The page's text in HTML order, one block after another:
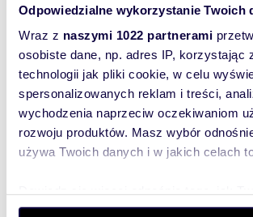
Odpowiedzialne wykorzystanie Twoich
Wraz z naszymi 1022 partnerami
osobiste dane, np. adres IP, korzystając
technologii jak pliki cookie, w celu
spersonalizowanych reklam i treści,
wychodzenia naprzeciw oczekiwaniom
rozwoju produktów. Masz wybór
używa Twoich danych i w jakich celach
dane są przetwarzane oraz ustaw
Białymstoku
2 000 zł/mc + czynsz: 600 zł
mieszkanie Białystok, Piaski,
Ryszarda Kaczorowskiego
Do wynajęcia 2-pokojowe mieszkanie o
powierzchni 45 m² na 4 piętrze,
Prezydenta Ryszarda Kaczorowskiego